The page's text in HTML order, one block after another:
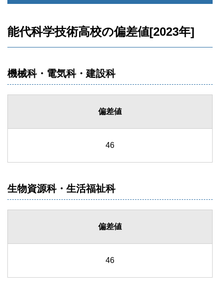
能代科学技術高校の偏差値[2023年]
機械科・電気科・建設科
偏差値
46
生物資源科・生活福祉科
偏差値
46